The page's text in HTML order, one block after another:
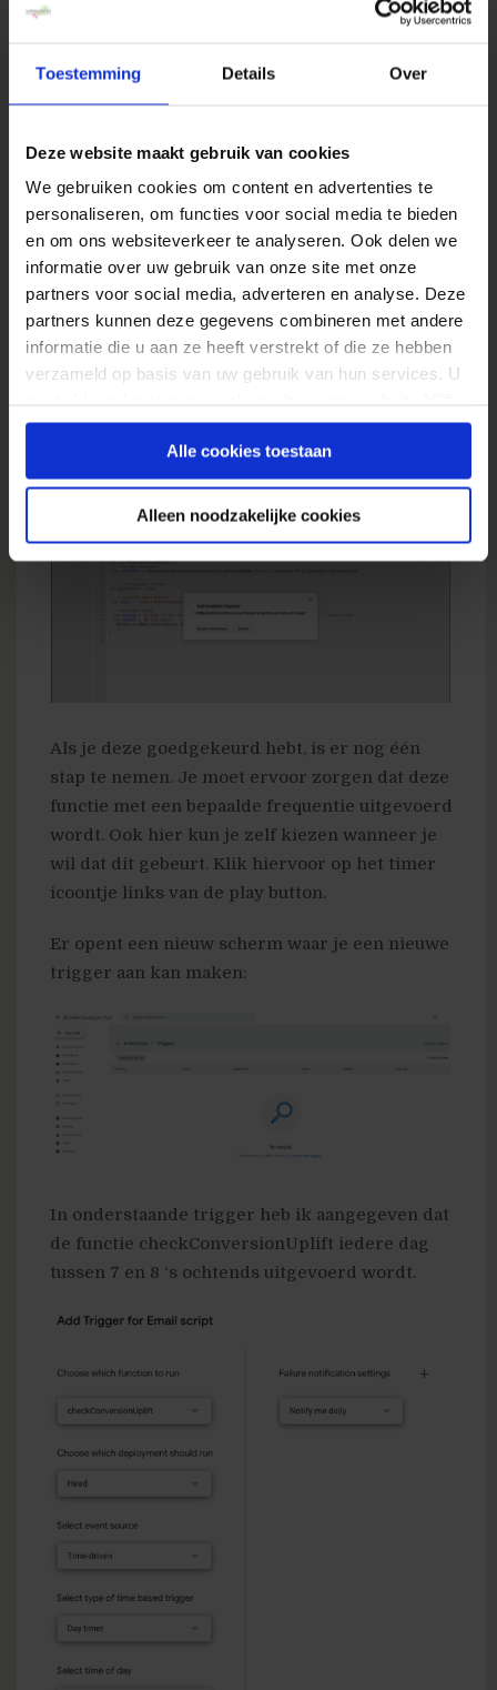
Toestemming Details Over
Deze website maakt gebruik van cookies
We gebruiken cookies om content en advertenties te
personaliseren, om functies voor social media te bieden
en om ons websiteverkeer te analyseren. Ook delen we
informatie over uw gebruik van onze site met onze
partners voor social media, adverteren en analyse. Deze
partners kunnen deze gegevens combineren met andere
informatie die u aan ze heeft verstrekt of die ze hebben
verzameld op basis van uw gebruik van hun services. U
gebruiken.
Alle cookies toestaan
Alleen noodzakelijke cookies
In regel drie van het bovenstaande script geef
je threshold, in dit geval cel E3 in sheet1. Geef
in regel 5 van het script aan wat je threshold
gaat zijn. In regel 9 zet je de mailadressen
waar je de mail naartoe wil sturen. Regel 11 tot
en met 14 zorgen ervoor dat je een link
meestuurt van de sheet zodat de ontvanger
snel door kan klikken naar de resultaten.
Heb je dit allemaal aangepast? Run dan je script
via het play icoontje onder Publish. Je krijgt
dan de volgende melding:
Als je deze goedgekeurd hebt, is er nog één
stap te nemen. Je moet ervoor zorgen dat deze
functie met een bepaalde frequentie uitgevoerd
wordt. Ook hier kun je zelf kiezen wanneer je
wil dat dit gebeurt. Klik hiervoor op het timer
icoontje links van de play button.
Er opent een nieuw scherm waar je een nieuwe
trigger aan kan maken:
In onderstaande trigger heb ik aangegeven dat
de functie checkConversionUplift iedere dag
tussen 7 en 8 ‘s ochtends uitgevoerd wordt.